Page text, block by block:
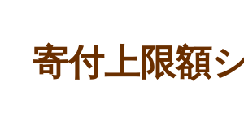
寄付上限額